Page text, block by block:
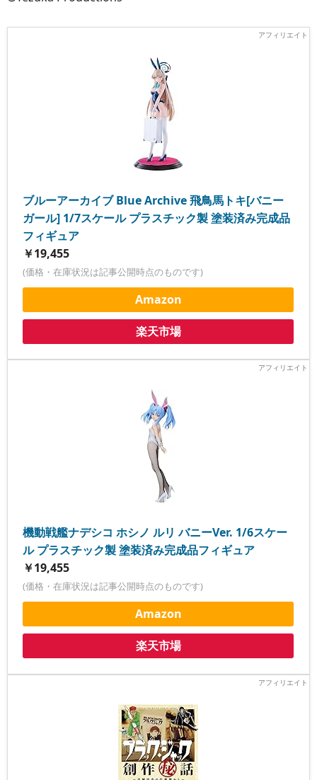
ブルーアーカイブ Blue Archive 飛鳥馬トキ[バニー
ガール] 1/7スケール プラスチック製 塗装済み完成品
フィギュア
￥19,455
(価格・在庫状況は記事公開時点のものです)
Amazon
楽天市場
機動戦艦ナデシコ ホシノ ルリ バニーVer. 1/6スケー
ル プラスチック製 塗装済み完成品フィギュア
￥19,455
(価格・在庫状況は記事公開時点のものです)
Amazon
楽天市場